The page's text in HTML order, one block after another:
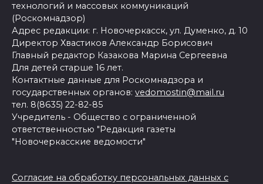
технологий и массовых коммуникаций
(Роскомнадзор)
Адрес редакции: г. Новочеркасск, ул. Думенко, д. 10
Директор Хвастиков Александр Борисович
Главный редактор Казакова Марина Сергеевна
Для детей старше 16 лет.
Контактные данные для Роскомнадзора и
государственных органов: vedomostin@mail.ru
тел. 8(8635) 22-82-85
Учредитель - Общество с ограниченной
ответственностью "Редакция газеты
"Новочеркасские ведомости"
Согласие на обработку персональных данных с